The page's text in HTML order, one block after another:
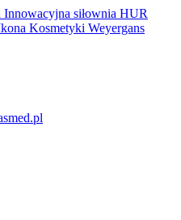
Innowacyjna siłownia HUR
Kosmetyki Weyergans